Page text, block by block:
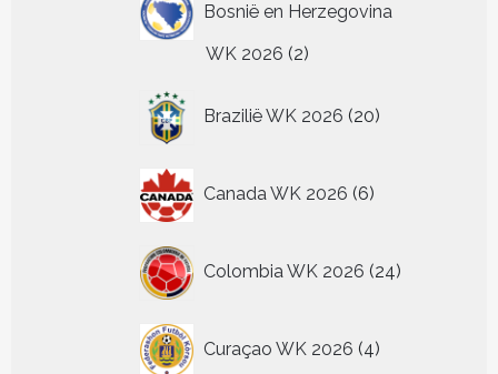
Bosnië en Herzegovina
WK 2026 22
Brazilië WK 2026 20
producten
Canada WK 2026 6
producten
Colombia WK 2026 24
producten
Curaçao WK 2026 4
producten